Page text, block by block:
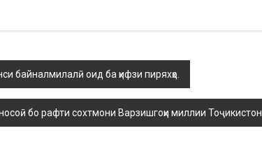
байналмилалӣ оид ба ҳифзи пиряхҳо.
бо рафти сохтмони Варзишгоҳи миллии Тоҷикистон.